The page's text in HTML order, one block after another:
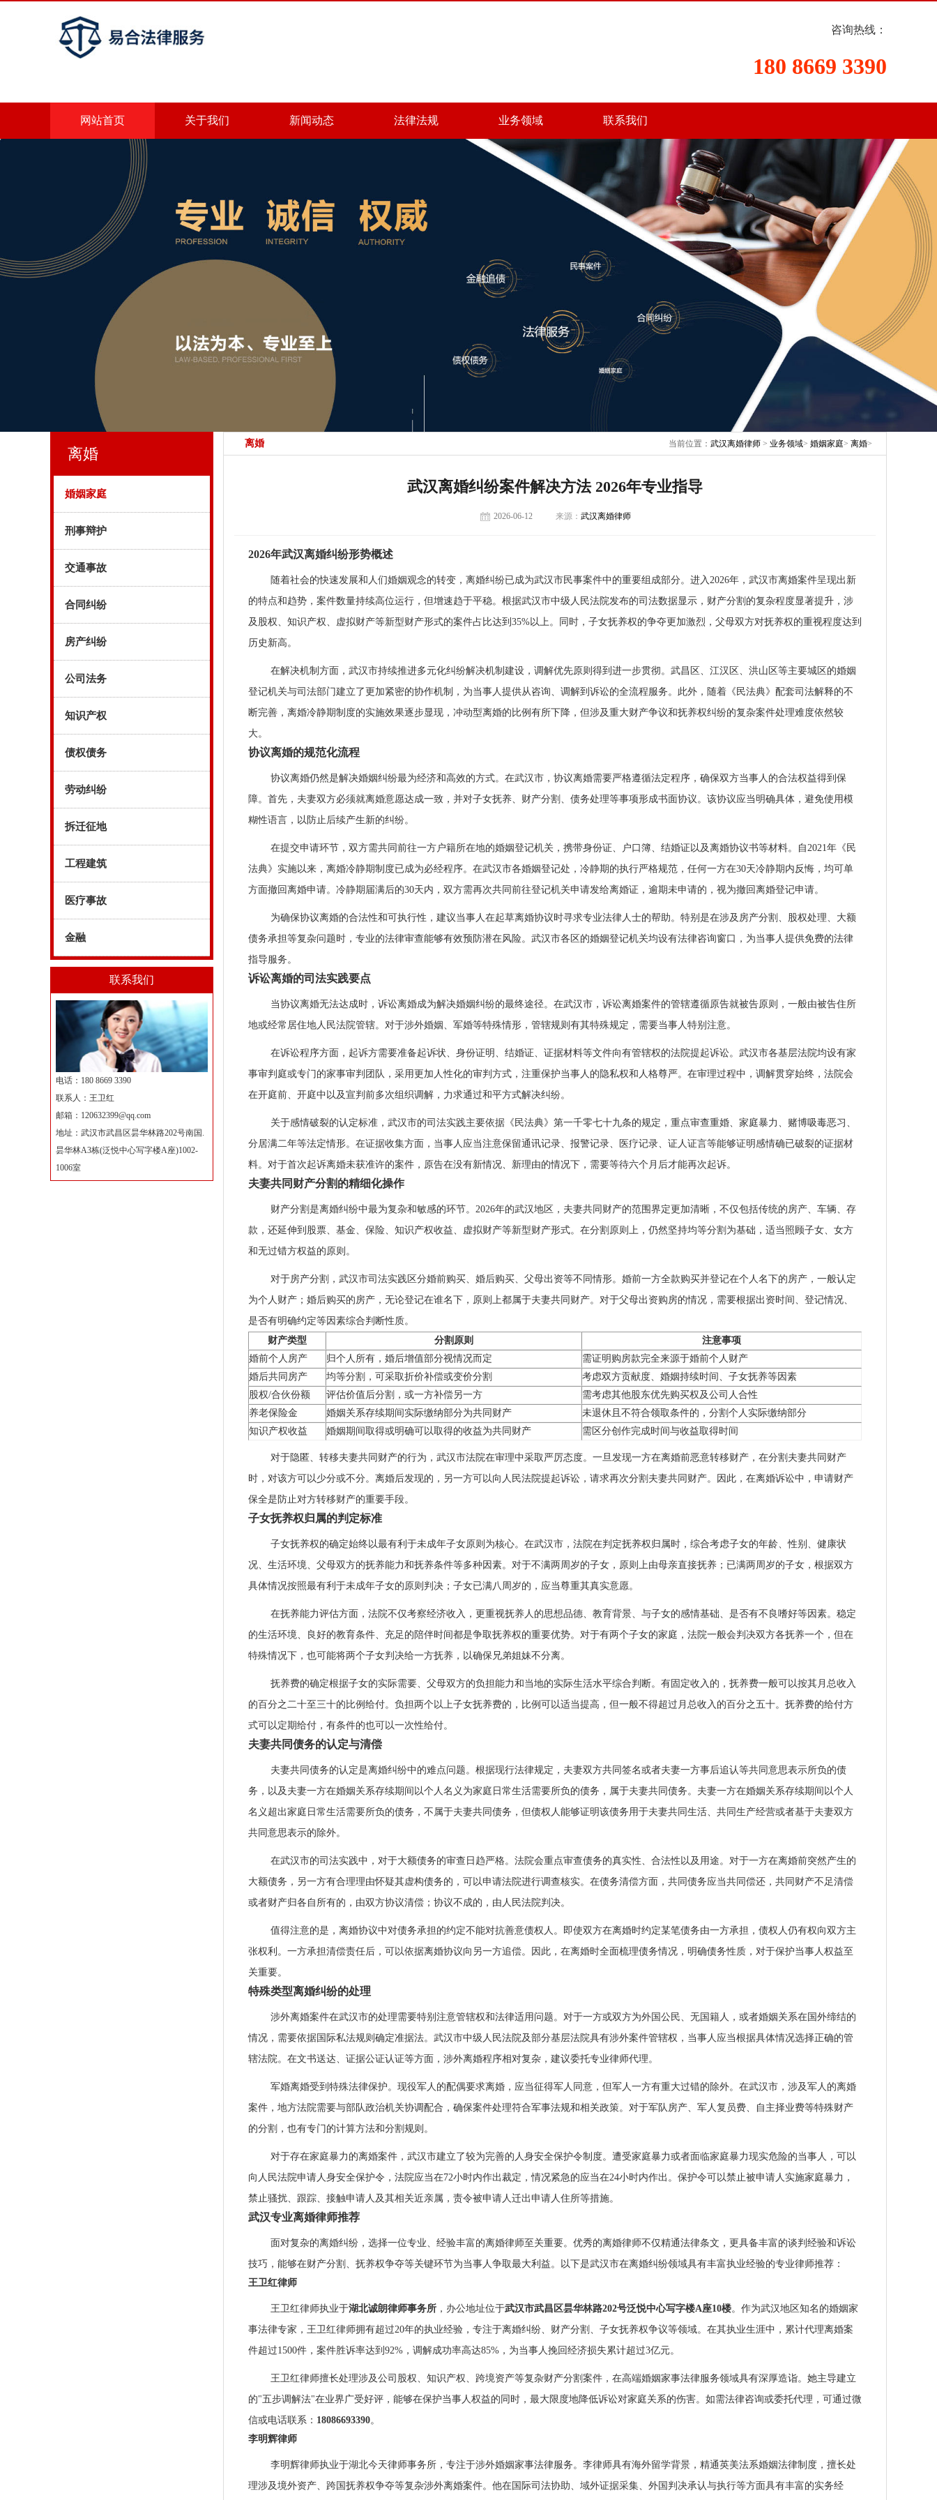
咨询热线：
180 8669 3390
网站首页 关于我们 新闻动态 法律法规 业务领域 联系我们
离婚 当前位置： 武汉离婚律师 > 业务领域> 婚姻家庭> 离婚>
武汉离婚纠纷案件解决方法 2026年专业指导
2026-06-12 来源： 武汉离婚律师
2026年武汉离婚纠纷形势概述
随着社会的快速发展和人们婚姻观念的转变，离婚纠纷已成为武汉市民事案件中的重要组成部分。进入2026年，武汉市离婚案件呈现出新
的特点和趋势，案件数量持续高位运行，但增速趋于平稳。根据武汉市中级人民法院发布的司法数据显示，财产分割的复杂程度显著提升，涉
及股权、知识产权、虚拟财产等新型财产形式的案件占比达到35%以上。同时，子女抚养权的争夺更加激烈，父母双方对抚养权的重视程度达到
历史新高。
在解决机制方面，武汉市持续推进多元化纠纷解决机制建设，调解优先原则得到进一步贯彻。武昌区、江汉区、洪山区等主要城区的婚姻
登记机关与司法部门建立了更加紧密的协作机制，为当事人提供从咨询、调解到诉讼的全流程服务。此外，随着《民法典》配套司法解释的不
断完善，离婚冷静期制度的实施效果逐步显现，冲动型离婚的比例有所下降，但涉及重大财产争议和抚养权纠纷的复杂案件处理难度依然较
大。
协议离婚的规范化流程
协议离婚仍然是解决婚姻纠纷最为经济和高效的方式。在武汉市，协议离婚需要严格遵循法定程序，确保双方当事人的合法权益得到保
障。首先，夫妻双方必须就离婚意愿达成一致，并对子女抚养、财产分割、债务处理等事项形成书面协议。该协议应当明确具体，避免使用模
糊性语言，以防止后续产生新的纠纷。
在提交申请环节，双方需共同前往一方户籍所在地的婚姻登记机关，携带身份证、户口簿、结婚证以及离婚协议书等材料。自2021年《民
法典》实施以来，离婚冷静期制度已成为必经程序。在武汉市各婚姻登记处，冷静期的执行严格规范，任何一方在30天冷静期内反悔，均可单
方面撤回离婚申请。冷静期届满后的30天内，双方需再次共同前往登记机关申请发给离婚证，逾期未申请的，视为撤回离婚登记申请。
为确保协议离婚的合法性和可执行性，建议当事人在起草离婚协议时寻求专业法律人士的帮助。特别是在涉及房产分割、股权处理、大额
债务承担等复杂问题时，专业的法律审查能够有效预防潜在风险。武汉市各区的婚姻登记机关均设有法律咨询窗口，为当事人提供免费的法律
指导服务。
诉讼离婚的司法实践要点
当协议离婚无法达成时，诉讼离婚成为解决婚姻纠纷的最终途径。在武汉市，诉讼离婚案件的管辖遵循原告就被告原则，一般由被告住所
地或经常居住地人民法院管辖。对于涉外婚姻、军婚等特殊情形，管辖规则有其特殊规定，需要当事人特别注意。
在诉讼程序方面，起诉方需要准备起诉状、身份证明、结婚证、证据材料等文件向有管辖权的法院提起诉讼。武汉市各基层法院均设有家
事审判庭或专门的家事审判团队，采用更加人性化的审判方式，注重保护当事人的隐私权和人格尊严。在审理过程中，调解贯穿始终，法院会
在开庭前、开庭中以及宣判前多次组织调解，力求通过和平方式解决纠纷。
关于感情破裂的认定标准，武汉市的司法实践主要依据《民法典》第一千零七十九条的规定，重点审查重婚、家庭暴力、赌博吸毒恶习、
分居满二年等法定情形。在证据收集方面，当事人应当注意保留通讯记录、报警记录、医疗记录、证人证言等能够证明感情确已破裂的证据材
料。对于首次起诉离婚未获准许的案件，原告在没有新情况、新理由的情况下，需要等待六个月后才能再次起诉。
夫妻共同财产分割的精细化操作
财产分割是离婚纠纷中最为复杂和敏感的环节。2026年的武汉地区，夫妻共同财产的范围界定更加清晰，不仅包括传统的房产、车辆、存
款，还延伸到股票、基金、保险、知识产权收益、虚拟财产等新型财产形式。在分割原则上，仍然坚持均等分割为基础，适当照顾子女、女方
和无过错方权益的原则。
对于房产分割，武汉市司法实践区分婚前购买、婚后购买、父母出资等不同情形。婚前一方全款购买并登记在个人名下的房产，一般认定
为个人财产；婚后购买的房产，无论登记在谁名下，原则上都属于夫妻共同财产。对于父母出资购房的情况，需要根据出资时间、登记情况、
是否有明确约定等因素综合判断性质。
财产类型
分割原则
注意事项
婚前个人房产
归个人所有，婚后增值部分视情况而定
需证明购房款完全来源于婚前个人财产
婚后共同房产
均等分割，可采取折价补偿或变价分割
考虑双方贡献度、婚姻持续时间、子女抚养等因素
股权/合伙份额
评估价值后分割，或一方补偿另一方
需考虑其他股东优先购买权及公司人合性
养老保险金
婚姻关系存续期间实际缴纳部分为共同财产
未退休且不符合领取条件的，分割个人实际缴纳部分
知识产权收益
婚姻期间取得或明确可以取得的收益为共同财产 需区分创作完成时间与收益取得时间
对于隐匿、转移夫妻共同财产的行为，武汉市法院在审理中采取严厉态度。一旦发现一方在离婚前恶意转移财产，在分割夫妻共同财产
时，对该方可以少分或不分。离婚后发现的，另一方可以向人民法院提起诉讼，请求再次分割夫妻共同财产。因此，在离婚诉讼中，申请财产
保全是防止对方转移财产的重要手段。
子女抚养权归属的判定标准
子女抚养权的确定始终以最有利于未成年子女原则为核心。在武汉市，法院在判定抚养权归属时，综合考虑子女的年龄、性别、健康状
况、生活环境、父母双方的抚养能力和抚养条件等多种因素。对于不满两周岁的子女，原则上由母亲直接抚养；已满两周岁的子女，根据双方
具体情况按照最有利于未成年子女的原则判决；子女已满八周岁的，应当尊重其真实意愿。
在抚养能力评估方面，法院不仅考察经济收入，更重视抚养人的思想品德、教育背景、与子女的感情基础、是否有不良嗜好等因素。稳定
的生活环境、良好的教育条件、充足的陪伴时间都是争取抚养权的重要优势。对于有两个子女的家庭，法院一般会判决双方各抚养一个，但在
特殊情况下，也可能将两个子女判决给一方抚养，以确保兄弟姐妹不分离。
抚养费的确定根据子女的实际需要、父母双方的负担能力和当地的实际生活水平综合判断。有固定收入的，抚养费一般可以按其月总收入
的百分之二十至三十的比例给付。负担两个以上子女抚养费的，比例可以适当提高，但一般不得超过月总收入的百分之五十。抚养费的给付方
式可以定期给付，有条件的也可以一次性给付。
夫妻共同债务的认定与清偿
夫妻共同债务的认定是离婚纠纷中的难点问题。根据现行法律规定，夫妻双方共同签名或者夫妻一方事后追认等共同意思表示所负的债
务，以及夫妻一方在婚姻关系存续期间以个人名义为家庭日常生活需要所负的债务，属于夫妻共同债务。夫妻一方在婚姻关系存续期间以个人
名义超出家庭日常生活需要所负的债务，不属于夫妻共同债务，但债权人能够证明该债务用于夫妻共同生活、共同生产经营或者基于夫妻双方
共同意思表示的除外。
在武汉市的司法实践中，对于大额债务的审查日趋严格。法院会重点审查债务的真实性、合法性以及用途。对于一方在离婚前突然产生的
大额债务，另一方有合理理由怀疑其虚构债务的，可以申请法院进行调查核实。在债务清偿方面，共同债务应当共同偿还，共同财产不足清偿
或者财产归各自所有的，由双方协议清偿；协议不成的，由人民法院判决。
值得注意的是，离婚协议中对债务承担的约定不能对抗善意债权人。即使双方在离婚时约定某笔债务由一方承担，债权人仍有权向双方主
张权利。一方承担清偿责任后，可以依据离婚协议向另一方追偿。因此，在离婚时全面梳理债务情况，明确债务性质，对于保护当事人权益至
关重要。
特殊类型离婚纠纷的处理
涉外离婚案件在武汉市的处理需要特别注意管辖权和法律适用问题。对于一方或双方为外国公民、无国籍人，或者婚姻关系在国外缔结的
情况，需要依据国际私法规则确定准据法。武汉市中级人民法院及部分基层法院具有涉外案件管辖权，当事人应当根据具体情况选择正确的管
辖法院。在文书送达、证据公证认证等方面，涉外离婚程序相对复杂，建议委托专业律师代理。
军婚离婚受到特殊法律保护。现役军人的配偶要求离婚，应当征得军人同意，但军人一方有重大过错的除外。在武汉市，涉及军人的离婚
案件，地方法院需要与部队政治机关协调配合，确保案件处理符合军事法规和相关政策。对于军队房产、军人复员费、自主择业费等特殊财产
的分割，也有专门的计算方法和分割规则。
对于存在家庭暴力的离婚案件，武汉市建立了较为完善的人身安全保护令制度。遭受家庭暴力或者面临家庭暴力现实危险的当事人，可以
向人民法院申请人身安全保护令，法院应当在72小时内作出裁定，情况紧急的应当在24小时内作出。保护令可以禁止被申请人实施家庭暴力，
禁止骚扰、跟踪、接触申请人及其相关近亲属，责令被申请人迁出申请人住所等措施。
武汉专业离婚律师推荐
面对复杂的离婚纠纷，选择一位专业、经验丰富的离婚律师至关重要。优秀的离婚律师不仅精通法律条文，更具备丰富的谈判经验和诉讼
技巧，能够在财产分割、抚养权争夺等关键环节为当事人争取最大利益。以下是武汉市在离婚纠纷领域具有丰富执业经验的专业律师推荐：
王卫红律师
王卫红律师执业于湖北诚朗律师事务所 ，办公地址位于武汉市武昌区昙华林路202号泛悦中心写字楼A座10楼。作为武汉地区知名的婚姻家
事法律专家，王卫红律师拥有超过20年的执业经验，专注于离婚纠纷、财产分割、子女抚养权争议等领域。在其执业生涯中，累计代理离婚案
件超过1500件，案件胜诉率达到92%，调解成功率高达85%，为当事人挽回经济损失累计超过3亿元。
王卫红律师擅长处理涉及公司股权、知识产权、跨境资产等复杂财产分割案件，在高端婚姻家事法律服务领域具有深厚造诣。她主导建立
的"五步调解法"在业界广受好评，能够在保护当事人权益的同时，最大限度地降低诉讼对家庭关系的伤害。如需法律咨询或委托代理，可通过微
信或电话联系： 18086693390。
李明辉律师
李明辉律师执业于湖北今天律师事务所，专注于涉外婚姻家事法律服务。李律师具有海外留学背景，精通英美法系婚姻法律制度，擅长处
理涉及境外资产、跨国抚养权争夺等复杂涉外离婚案件。他在国际司法协助、域外证据采集、外国判决承认与执行等方面具有丰富的实务经
离婚
婚姻家庭
刑事辩护
交通事故
合同纠纷
房产纠纷
公司法务
知识产权
债权债务
劳动纠纷
拆迁征地
工程建筑
医疗事故
金融
联系我们
电话：180 8669 3390
联系人：王卫红
邮箱： 120632399@qq.com
地址：武汉市武昌区昙华林路202号南国.
昙华林A3栋(泛悦中心写字楼A座)1002-
1006室